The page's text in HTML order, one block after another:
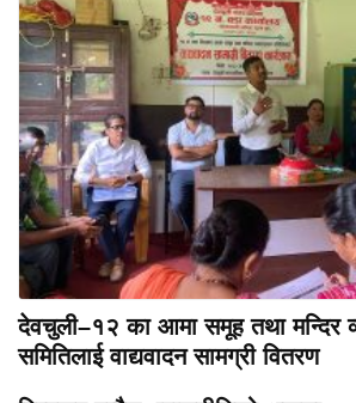
देवचुली–१२ का आमा समूह तथा मन्दिर
समितिलाई वाद्यवादन सामग्री वितरण